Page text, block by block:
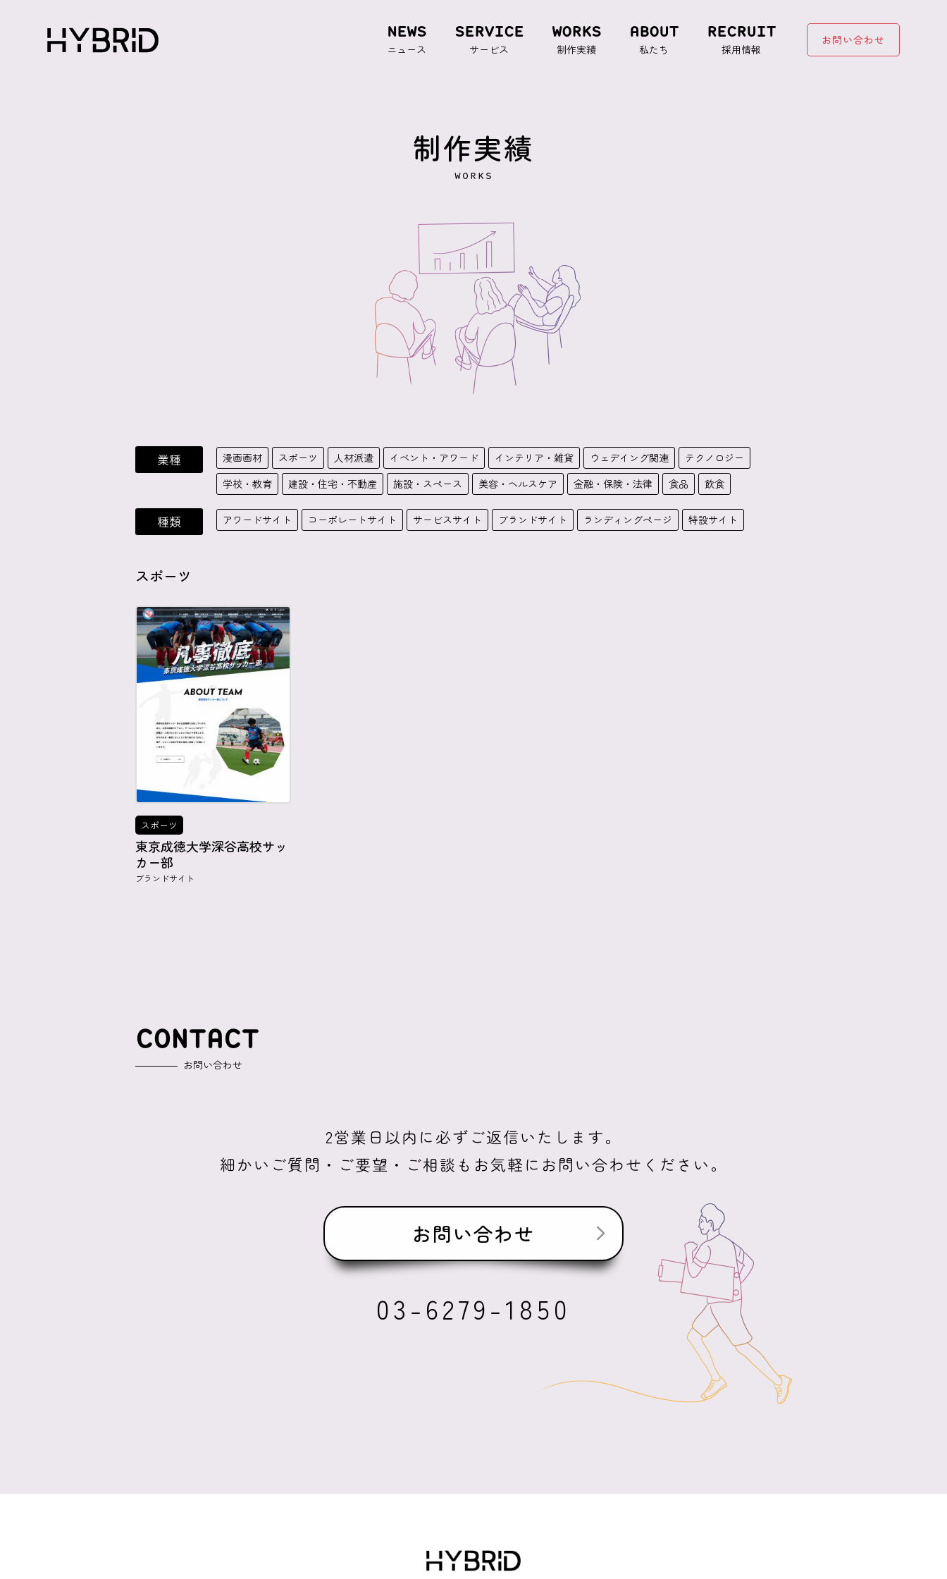
NEWS
ニュース
SERVICE
サービス
WORKS
制作実績
ABOUT
私たち
RECRUIT
採用情報
お問い合わせ
制作実績
WORKS
業種 漫画画材 スポーツ 人材派遣 イベント・アワード インテリア・雑貨 ウェデイング関連
テクノロジー
学校・教育
建設・住宅・不動産 施設・スペース 美容・ヘルスケア 金融・保険・法律 食品 飲食
種類 アワードサイト コーポレートサイト サービスサイト ブランドサイト ランディングページ 特設サイト
スポーツ
スポーツ
東京成徳大学深谷高校サッ
カー部
ブランドサイト
CONTACT
お問い合わせ
2営業日以内に必ずご返信いたします。
細かいご質問・ご要望・ご相談もお気軽にお問い合わせください。
お問い合わせ
03-6279-1850